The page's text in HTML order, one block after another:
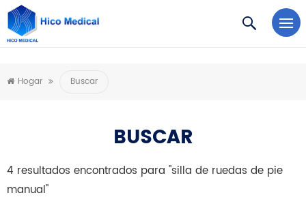
https://www.microsoft.com/en-us/microsoft-teams/log-in
Hogar Buscar
BUSCAR
4 resultados encontrados para "silla de ruedas de pie
manual"